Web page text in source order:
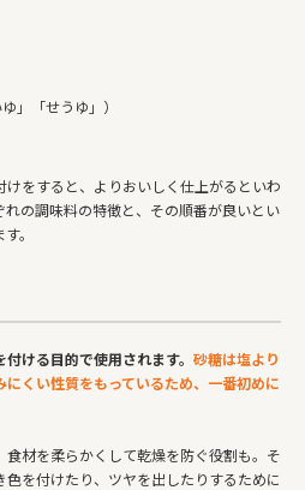
」「せうゆ」）
をすると、よりおいしく仕上がるといわ
の調味料の特徴と、その順番が良いとい
。
ける目的で使用されます。 砂糖は塩より
くい性質をもっているため、一番初めに
食材を柔らかくして乾燥を防ぐ役割も。そ
を付けたり、ツヤを出したりするために